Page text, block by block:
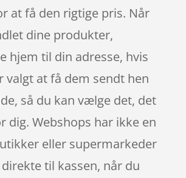
at få den rigtige pris. Når
dine produkter,
hjem til din adresse, hvis
valgt at få dem sendt hen
så du kan vælge det, det
dig. Webshops har ikke en
eller supermarkeder
til kassen, når du